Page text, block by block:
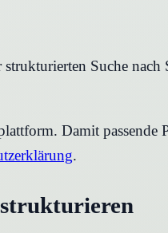
Suche
Damit
.